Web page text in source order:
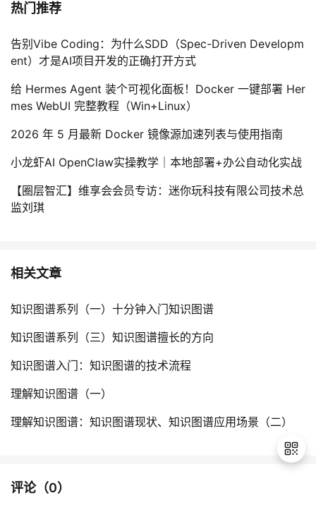
热门推荐
告别Vibe Coding：为什么SDD（Spec-Driven Developm
ent）才是AI项目开发的正确打开方式
给 Hermes Agent 装个可视化面板！Docker 一键部署 Her
mes WebUI 完整教程（Win+Linux）
2026 年 5 月最新 Docker 镜像源加速列表与使用指南
小龙虾AI OpenClaw实操教学｜本地部署+办公自动化实战
【圈层智汇】维享会会员专访：迷你玩科技有限公司技术总
监刘琪
相关文章
知识图谱系列（一）十分钟入门知识图谱
知识图谱系列（三）知识图谱擅长的方向
知识图谱入门：知识图谱的技术流程
理解知识图谱（一）
理解知识图谱：知识图谱现状、知识图谱应用场景（二）
评论（0）